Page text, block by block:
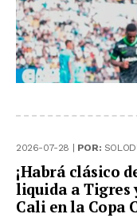
2026-07-28 | POR:
¡Habrá clásico
liquida a Tigres
Cali en la Copa